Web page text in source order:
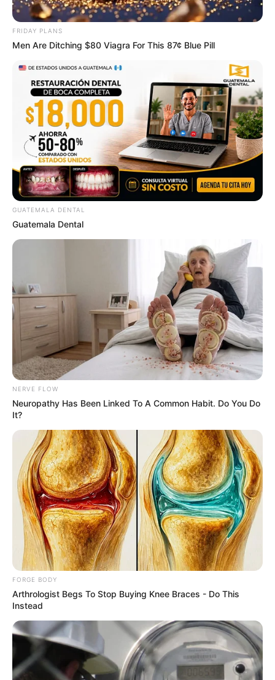
She Posts For 15 Minutes While Her Coffee Brews.
That Is Her Job
ROOM30
The AI Side Hustle Designed For Parents With Zero
Free Time
ROOM30
22,000 Sales. 0.6% Refund Rate. What This AI
Business Gets Right
FRIDAY PLANS
Men Are Ditching $80 Viagra For This 87¢ Blue Pill
GUATEMALA DENTAL
Guatemala Dental
NERVE FLOW
Neuropathy Has Been Linked To A Common Habit. Do You Do
It?
FORGE BODY
Arthrologist Begs To Stop Buying Knee Braces - Do This
Instead